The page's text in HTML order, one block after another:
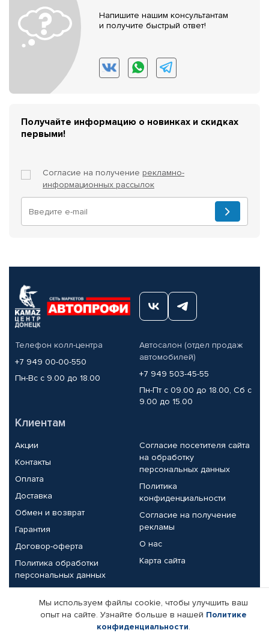
Напишите нашим консультантам
и получите быстрый ответ!
Получайте информацию о новинках и скидках
первыми!
Согласие на получение рекламно-
информационных рассылок
Телефон колл-центра
+7 949 00-00-550
Пн-Вс с 9.00 до 18.00
Автосалон (отдел продаж
автомобилей)
+7 949 503-45-55
Пн-Пт с 09.00 до 18.00, Сб с
9.00 до 15.00
Клиентам
Акции
Контакты
Оплата
Доставка
Обмен и возврат
Гарантия
Договор-оферта
Политика обработки
персональных данных
Согласие посетителя сайта
на обработку
персональных данных
Политика
конфиденциальности
Согласие на получение
рекламы
О нас
Карта сайта
Партнерам
Корпоративным клиентам
Реквизиты компании
Мы используем файлы cookie, чтобы улучшить ваш
опыт на сайте. Узнайте больше в нашей Политике
конфиденциальности.